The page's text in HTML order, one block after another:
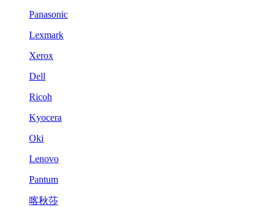
Panasonic
Lexmark
Xerox
Dell
Ricoh
Kyocera
Oki
Lenovo
Pantum
喀秋莎